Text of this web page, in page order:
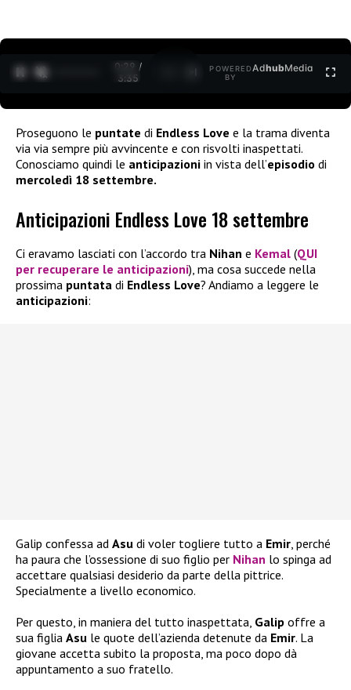
0:30 /
3:35
POWERED
BY
AdhubMedia
Proseguono le puntate di Endless Love e la trama diventa
via via sempre più avvincente e con risvolti inaspettati.
Conosciamo quindi le anticipazioni in vista dell’episodio di
mercoledì 18 settembre.
Anticipazioni Endless Love 18 settembre
Ci eravamo lasciati con l’accordo tra Nihan e Kemal (QUI
per recuperare le anticipazioni), ma cosa succede nella
prossima puntata di Endless Love? Andiamo a leggere le
anticipazioni:
Galip confessa ad Asu di voler togliere tutto a Emir, perché
ha paura che l’ossessione di suo figlio per Nihan lo spinga ad
accettare qualsiasi desiderio da parte della pittrice.
Specialmente a livello economico.
Per questo, in maniera del tutto inaspettata, Galip offre a
sua figlia Asu le quote dell’azienda detenute da Emir. La
giovane accetta subito la proposta, ma poco dopo dà
appuntamento a suo fratello.